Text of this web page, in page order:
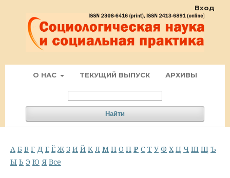
О НАС ТЕКУЩИЙ ВЫПУСК АРХИВЫ
Найти
Вход
А Б В Г Д Е Ё Ж З И Й К Л М Н О П Р С Т У Ф Х Ц Ч Ш Щ Ъ
Ы Ь Э Ю Я Все